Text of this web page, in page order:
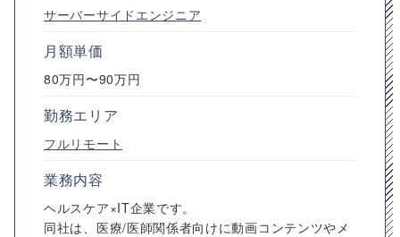
サーバーサイドエンジニア
月額単価
80万円〜90万円
勤務エリア
フルリモート
業務内容
ヘルスケア×IT企業です。
同社は、医療/医師関係者向けに動画コンテンツやメ